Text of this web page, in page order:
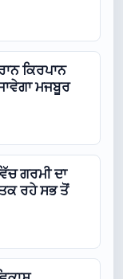
ਕਿਰਪਾਨ
ਮਜਬੂਰ
ਗਰਮੀ ਦਾ
ਰਹੇ ਸਭ ਤੋਂ